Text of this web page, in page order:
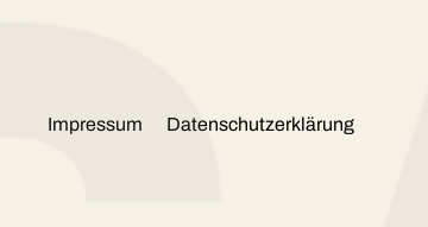
Impressum Datenschutzerklärung